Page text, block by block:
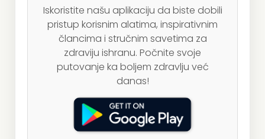
Iskoristite našu aplikaciju da biste dobili
pristup korisnim alatima, inspirativnim
člancima i stručnim savetima za
zdraviju ishranu. Počnite svoje
putovanje ka boljem zdravlju već
danas!